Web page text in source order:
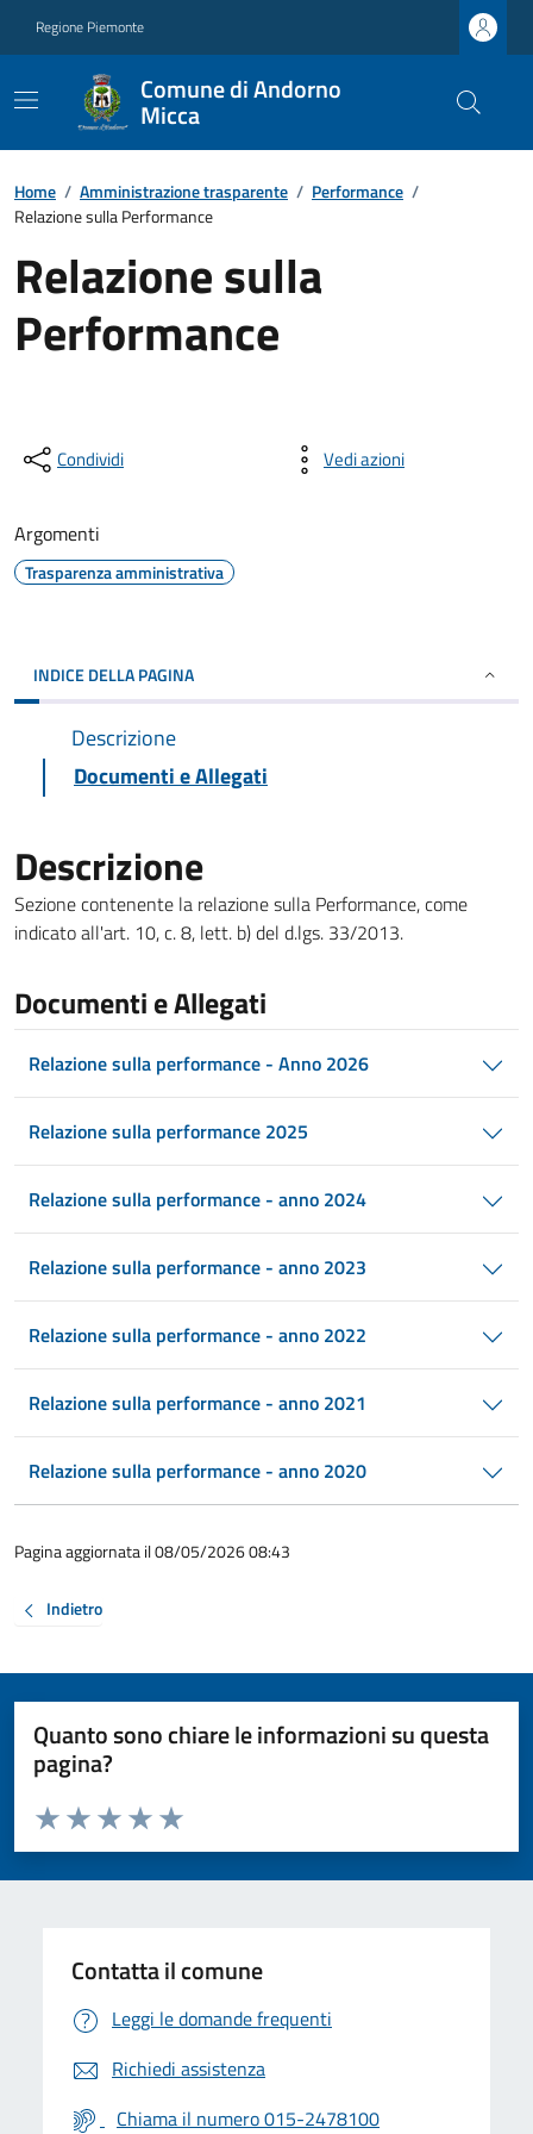
Regione Piemonte
Comune di Andorno
Micca
Home / Amministrazione trasparente / Performance /
Relazione sulla Performance
Relazione sulla
Performance
Condividi Vedi azioni
Argomenti
Trasparenza amministrativa
INDICE DELLA PAGINA
Descrizione
Documenti e Allegati
Descrizione
Sezione contenente la relazione sulla Performance, come
indicato all'art. 10, c. 8, lett. b) del d.lgs. 33/2013.
Documenti e Allegati
Relazione sulla performance - Anno 2026
Relazione sulla performance 2025
Relazione sulla performance - anno 2024
Relazione sulla performance - anno 2023
Relazione sulla performance - anno 2022
Relazione sulla performance - anno 2021
Relazione sulla performance - anno 2020
Pagina aggiornata il 08/05/2026 08:43
Indietro
Quanto sono chiare le informazioni su questa
pagina?
Valuta da 1 a 5 stelle la pagina
Valuta 5 stelle su 5
Valuta 4 stelle su 5
Valuta 3 stelle su 5
Valuta 2 stelle su 5
Valuta 1 stelle su 5
Contatta il comune
Leggi le domande frequenti
Richiedi assistenza
Chiama il numero 015-2478100